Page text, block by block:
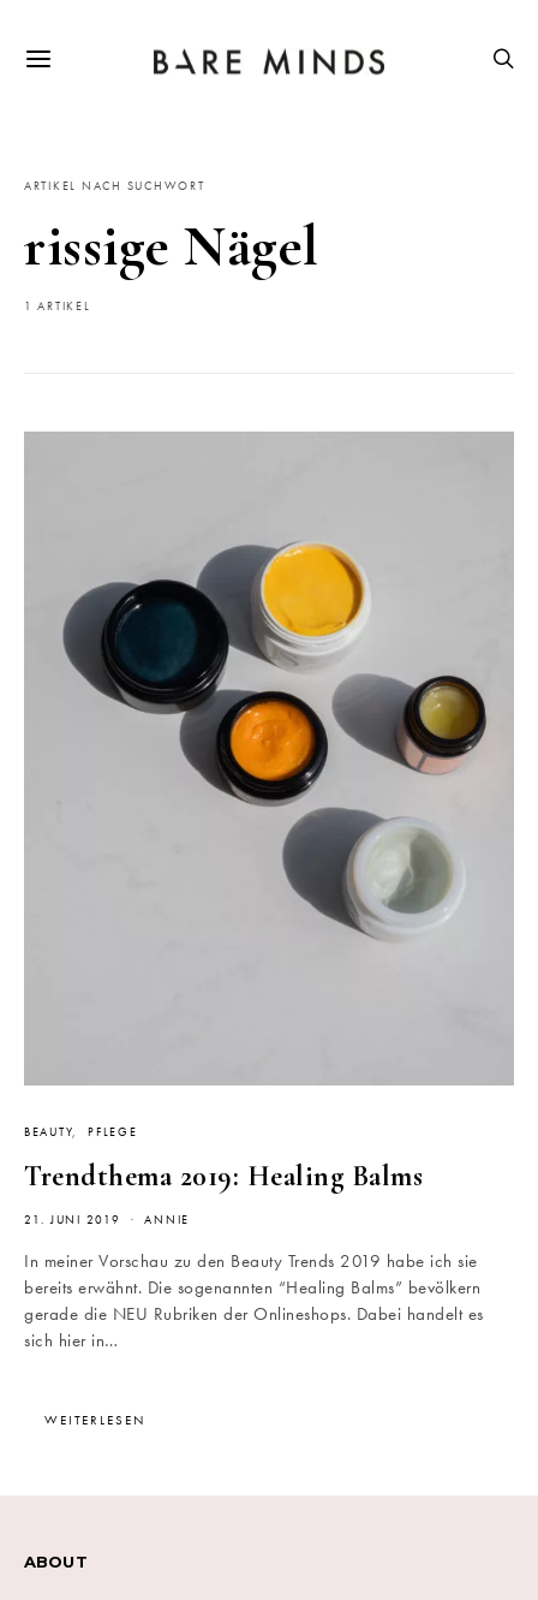
ARTIKEL NACH SUCHWORT
rissige Nägel
1 ARTIKEL
BEAUTY PFLEGE
Trendthema 2019: Healing Balms
21. JUNI 2019 ANNIE
In meiner Vorschau zu den Beauty Trends 2019 habe ich sie
bereits erwähnt. Die sogenannten “Healing Balms” bevölkern
gerade die NEU Rubriken der Onlineshops. Dabei handelt es
sich hier in…
WEITERLESEN
ABOUT